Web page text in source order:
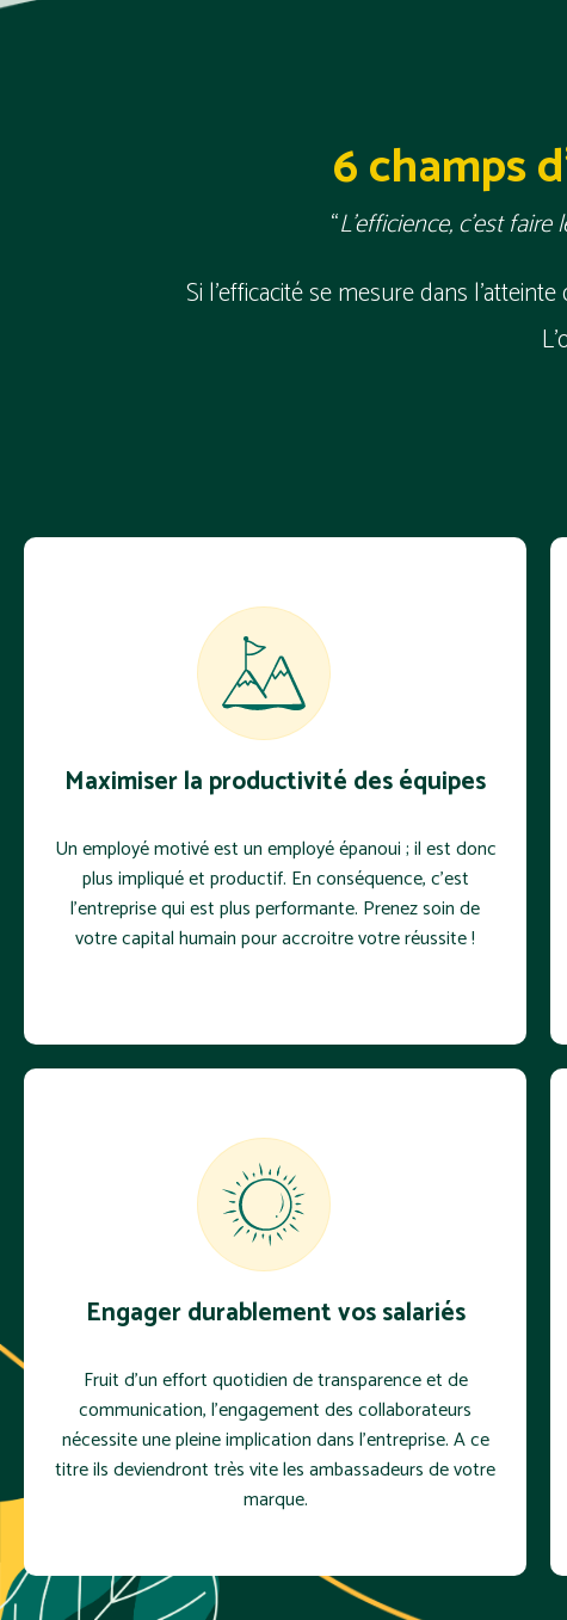
6 champs
“L’efficience, c’est
Si l'efficacité se mesure dans
Maximiser la productivité des équipes
Un employé motivé est un employé épanoui ; il est donc
plus impliqué et productif. En conséquence, c'est
l'entreprise qui est plus performante. Prenez soin de
votre capital humain pour accroitre votre réussite !
Engager durablement vos salariés
Fruit d’un effort quotidien de transparence et de
communication, l'engagement des collaborateurs
nécessite une pleine implication dans l’entreprise. A ce
titre ils deviendront très vite les ambassadeurs de votre
marque.